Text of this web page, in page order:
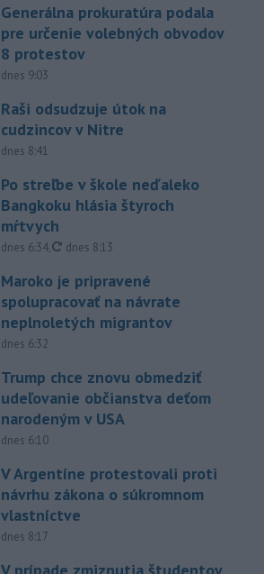
Generálna prokuratúra podala
pre určenie volebných obvodov
8 protestov
dnes 9:03
Raši odsudzuje útok na
cudzincov v Nitre
dnes 8:41
Po streľbe v škole neďaleko
Bangkoku hlásia štyroch
mŕtvych
dnes 6:34, aktualizované
dnes 8:13
Maroko je pripravené
spolupracovať na návrate
neplnoletých migrantov
dnes 6:32
Trump chce znovu obmedziť
udeľovanie občianstva deťom
narodeným v USA
dnes 6:10
V Argentíne protestovali proti
návrhu zákona o súkromnom
vlastníctve
dnes 8:17
V prípade zmiznutia študentov